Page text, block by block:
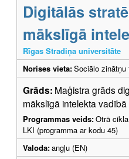
Digitālās
mākslīgā
Rīgas Stradiņa universitāte
Norises vieta:Sociālo zinātņu
Grāds: Maģistra grāds
mākslīgā intelekta vadībā
Programmas veids:Otrā
LKI (programma ar kodu 45)
Valoda:angļu (EN)